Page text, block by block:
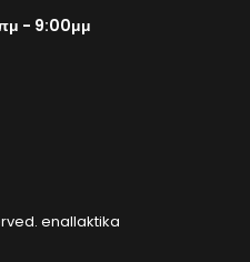
- 9:00μμ
enallaktika